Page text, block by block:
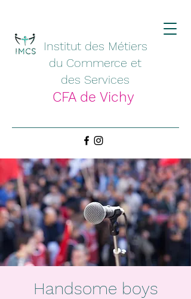
Institut des Métiers
du Commerce et
des Services
CFA de Vichy
Handsome boys